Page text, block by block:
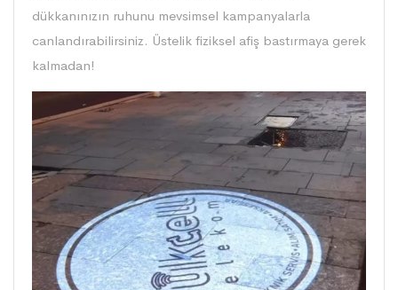
dükkanınızın ruhunu mevsimsel kampanyalarla
canlandırabilirsiniz. Üstelik fiziksel afiş bastırmaya gerek
kalmadan!